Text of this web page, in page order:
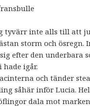
tyvärr inte alls till att
storm och ösregn.
efter den underbara
hade igår.
och tänder
såhär inför Lucia.
dala mot